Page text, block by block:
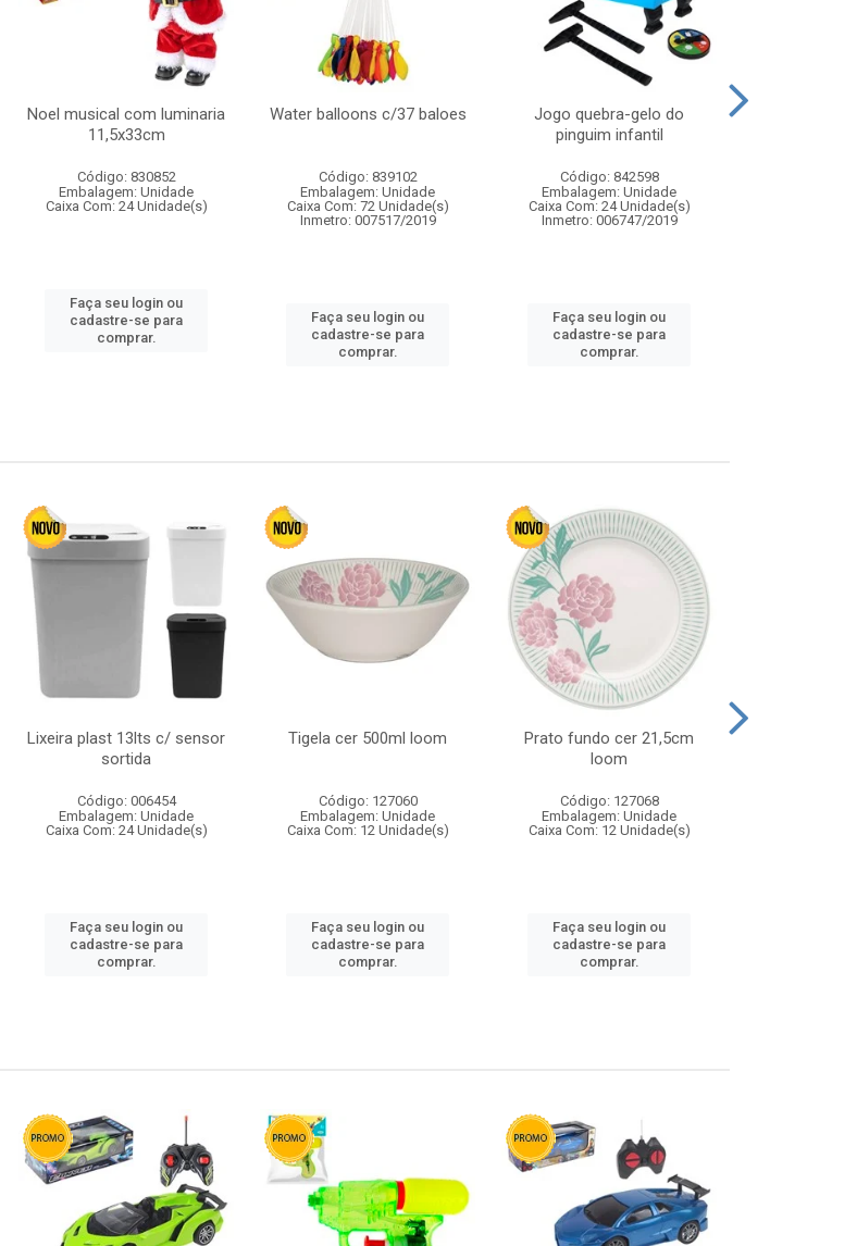
Noel musical com luminaria
11,5x33cm
Código: 830852
Embalagem: Unidade
Caixa Com: 24 Unidade(s)
Faça seu login ou
cadastre-se para
comprar.
Water balloons c/37 baloes
Código: 839102
Embalagem: Unidade
Caixa Com: 72 Unidade(s)
Inmetro: 007517/2019
Faça seu login ou
cadastre-se para
comprar.
Jogo quebra-gelo do
pinguim infantil
Código: 842598
Embalagem: Unidade
Caixa Com: 24 Unidade(s)
Inmetro: 006747/2019
Faça seu login ou
cadastre-se para
comprar.
Lixeira plast 13lts c/ sensor
sortida
Código: 006454
Embalagem: Unidade
Caixa Com: 24 Unidade(s)
Faça seu login ou
cadastre-se para
comprar.
Tigela cer 500ml loom
Código: 127060
Embalagem: Unidade
Caixa Com: 12 Unidade(s)
Faça seu login ou
cadastre-se para
comprar.
Prato fundo cer 21,5cm
loom
Código: 127068
Embalagem: Unidade
Caixa Com: 12 Unidade(s)
Faça seu login ou
cadastre-se para
comprar.